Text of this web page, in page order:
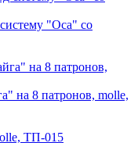
"Оса" со
на 8 патронов, molle,